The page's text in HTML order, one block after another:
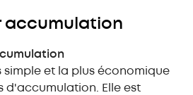
accumulation
simple et la plus économique
d'accumulation. Elle est